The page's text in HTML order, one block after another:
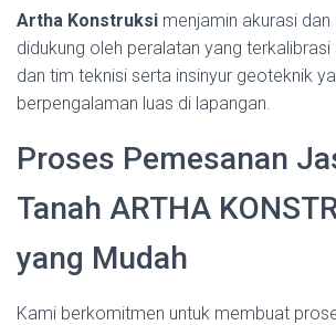
Artha Konstruksi menjamin akurasi
didukung oleh peralatan yang
dan tim teknisi serta insinyur geoteknik
berpengalaman luas di lapangan.
Proses Pemesanan
Tanah ARTHA
yang Mudah
Kami berkomitmen untuk membuat